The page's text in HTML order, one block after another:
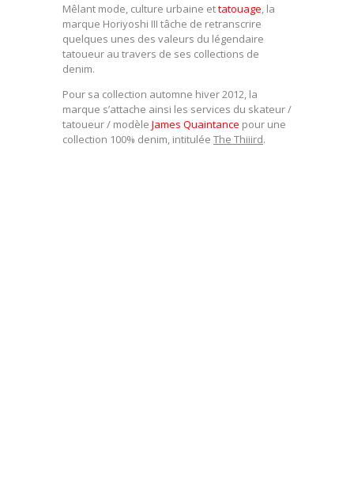
Mêlant mode, culture urbaine ettatouage, la
marque Horiyoshi III tâche de retranscrire
quelques unes des valeurs du légendaire
tatoueur au travers de ses collections de
denim.
Pour sa collection automne hiver 2012, la
marque s’attache ainsi les services du skateur /
tatoueur / modèle James Quaintance pour une
collection 100% denim, intitulée The Thiiird.